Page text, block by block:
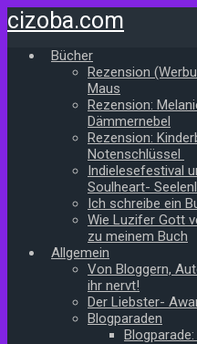
Zum
Hauptinhalt
springen
cizoba.com
Bücher
Rezension
Maus
Rezension:
Dämmernebel
Rezension:
Notenschlüssel
Indielesefestival
Soulheart-
Ich schreibe ein
Wie Luzifer Gott
zu meinem Buch
Allgemein
Von Bloggern,
ihr nervt!
Der Liebster-
Blogparaden